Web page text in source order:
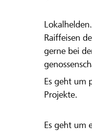
Raiffeisen
gerne bei
Es geht um
Projekte.
Es geht um